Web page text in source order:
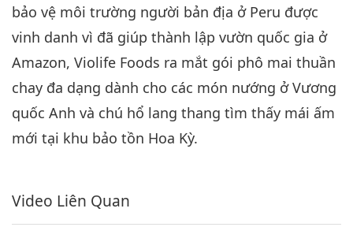
Tin Đáng Chú Ý 2021-07-06 2881 Lượt Xem
7
Tin Đáng Chú Ý
Tin Đáng Chú Ý 2021-07-07 3050
8
29:49
bảo vệ môi trường người bản địa ở Peru được
vinh danh vì đã giúp thành lập vườn quốc gia ở
Amazon, Violife Foods ra mắt gói phô mai thuần
chay đa dạng dành cho các món nướng ở Vương
quốc Anh và chú hổ lang thang tìm thấy mái ấm
mới tại khu bảo tồn Hoa Kỳ.
Video Liên Quan